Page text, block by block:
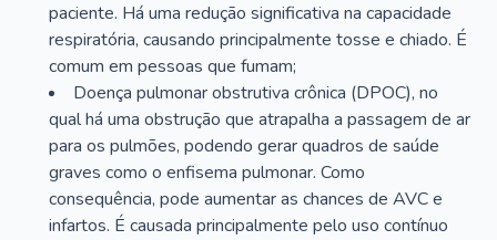
paciente. Há uma redução significativa na capacidade
respiratória, causando principalmente tosse e chiado. É
comum em pessoas que fumam;
Doença pulmonar obstrutiva crônica (DPOC), no
qual há uma obstrução que atrapalha a passagem de ar
para os pulmões, podendo gerar quadros de saúde
graves como o enfisema pulmonar. Como
consequência, pode aumentar as chances de AVC e
infartos. É causada principalmente pelo uso contínuo